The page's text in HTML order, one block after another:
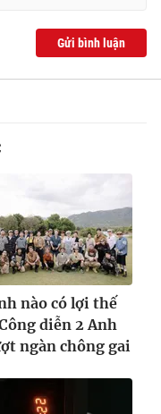
Gửi bình luận
nào có lợi thế
diễn 2 Anh
ngàn chông gai